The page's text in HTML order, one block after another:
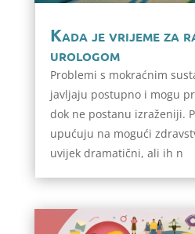
Kada je vrijeme za
urologom
Problemi s mokraćnim
javljaju postupno i mogu
dok ne postanu izraženiji.
upućuju na mogući
uvijek dramatični, ali ih n